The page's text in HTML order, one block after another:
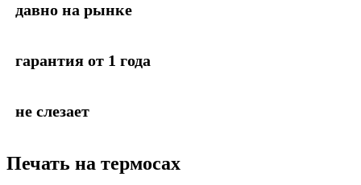
давно на рынке
гарантия от 1 года
не слезает
Печать на термосах